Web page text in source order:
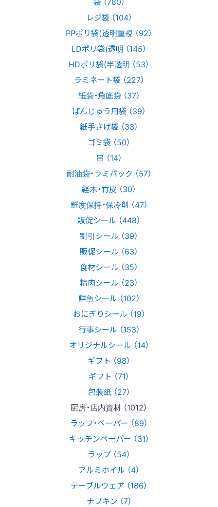
レジ袋 （104）
PPポリ袋(透明重視 （92）
LDポリ袋(透明 （145）
HDポリ袋(半透明 （53）
ラミネート袋 （227）
紙袋・角底袋 （37）
ばんじゅう用袋 （39）
紙手さげ袋 （33）
ゴミ袋 （50）
串 （14）
耐油袋・ラミパック （57）
経木・竹皮 （30）
鮮度保持・保冷剤 （47）
販促シール （448）
割引シール （39）
販促シール （63）
食材シール （35）
精肉シール （23）
鮮魚シール （102）
おにぎりシール （19）
行事シール （153）
オリジナルシール （14）
ギフト （98）
ギフト （71）
包装紙 （27）
厨房・店内資材 （1012）
ラップ・ペーパー （89）
キッチンペーパー （31）
ラップ （54）
アルミホイル （4）
テーブルウェア （186）
ナプキン （7）